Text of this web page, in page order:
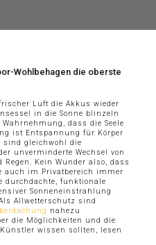
Wohlbehagen die oberste
Luft die Akkus wieder
in die Sonne blinzeln
dass die Seele
ist Entspannung für Körper
sind gleichwohl die
unverminderte Wechsel von
Kein Wunder also, dass
auch im Privatbereich immer
durchdachte, funktionale
Sonneneinstrahlung
Allwetterschutz sind
nahezu
die Möglichkeiten und die
wissen sollten, lesen